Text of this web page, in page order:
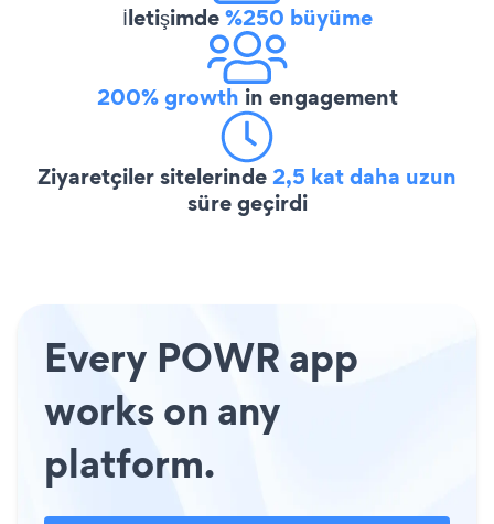
İletişimde%250 büyüme
200% growth in engagement
Ziyaretçiler sitelerinde2,5 kat daha uzun
süre geçirdi
Every POWR app
works on any
platform.